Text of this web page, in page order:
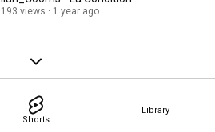
Shorts
Library
Publique - Roubaix
193 views 1 year ago